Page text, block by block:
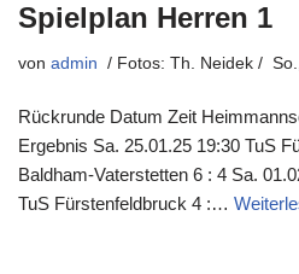
Spielplan Herren 1
von admin
Rückrunde Datum Zeit
Ergebnis Sa. 25.01.25 19:30 TuS
Baldham-Vaterstetten 6 : 4 Sa.
TuS Fürstenfeldbruck 4 :…